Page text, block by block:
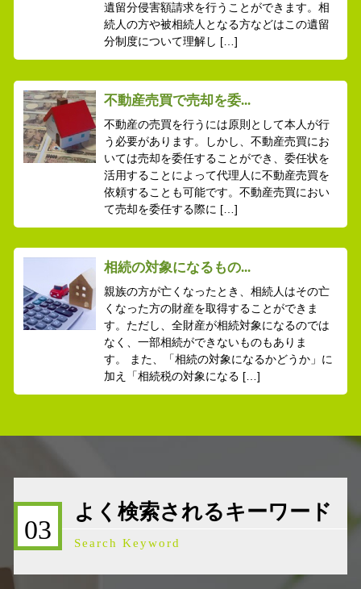
遺留分侵害額請求を行うことができます。相
続人の方や被相続人となる方などはこの遺留
分制度について理解し […]
不動産売買で売却を委...
不動産の売買を行うには原則として本人が行
う必要があります。しかし、不動産売買にお
いては売却を委任することができ、委任状を
活用することによって代理人に不動産売買を
依頼することも可能です。不動産売買におい
て売却を委任する際に […]
相続の対象になるもの...
親族の方が亡くなったとき、相続人はその亡
くなった方の財産を取得することができま
す。ただし、全財産が相続対象になるのでは
なく、一部相続ができないものもありま
す。 また、「相続の対象になるかどうか」に
加え「相続税の対象になる […]
03
よく検索されるキーワード
Search Keyword